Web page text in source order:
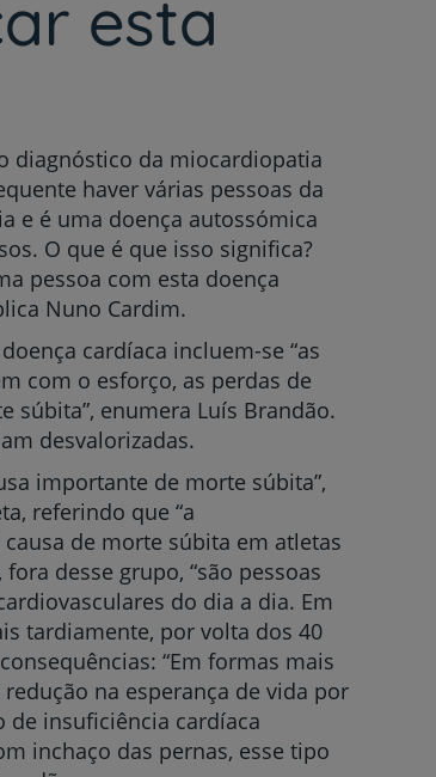
esta
diagnóstico da miocardiopatia
haver várias pessoas da
e é uma doença autossómica
O que é que isso significa?
pessoa com esta doença
Nuno Cardim.
cardíaca incluem-se “as
com o esforço, as perdas de
súbita”, enumera Luís Brandão.
desvalorizadas.
importante de morte súbita”,
referindo que “a
de morte súbita em atletas
desse grupo, “são pessoas
do dia a dia. Em
tardiamente, por volta dos 40
“Em formas mais
na esperança de vida por
de insuficiência cardíaca
inchaço das pernas, esse tipo